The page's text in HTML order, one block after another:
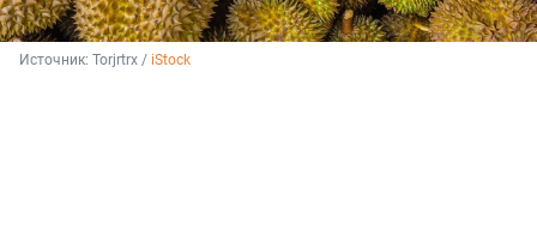
Источник: Torjrtrx / iStock